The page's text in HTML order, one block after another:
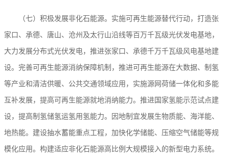
（七）积极发展非化石能源。实施可再生能源替代行动，打造张
家口、承德、唐山、沧州及太行山沿线等百万千瓦级光伏发电基地，
大力发展分布式光伏发电，推进张家口、承德千万千瓦级风电基地建
设。完善可再生能源消纳保障机制，推进可再生能源在大数据、制氢
等产业和清洁供暖、公共交通领域应用，实施源网荷储一体化和多能
互补发展，提高可再生能源就地消纳能力。推进国家氢能示范试点建
设，提高制氢储氢运氢用氢能力。因地制宜发展生物质能、海洋能、
地热能。建设抽水蓄能重点工程，加快化学储能、压缩空气储能等规
模化应用。构建适应非化石能源高比例大规模接入的新型电力系统。